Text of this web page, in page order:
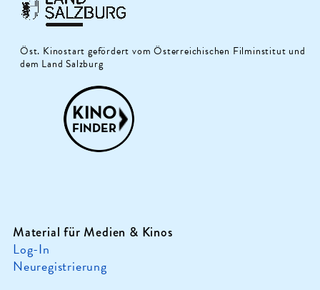
Öst. Kinostart gefördert vom Österreichischen Filminstitut und
dem Land Salzburg
Material für Medien & Kinos
Log-In
Neuregistrierung